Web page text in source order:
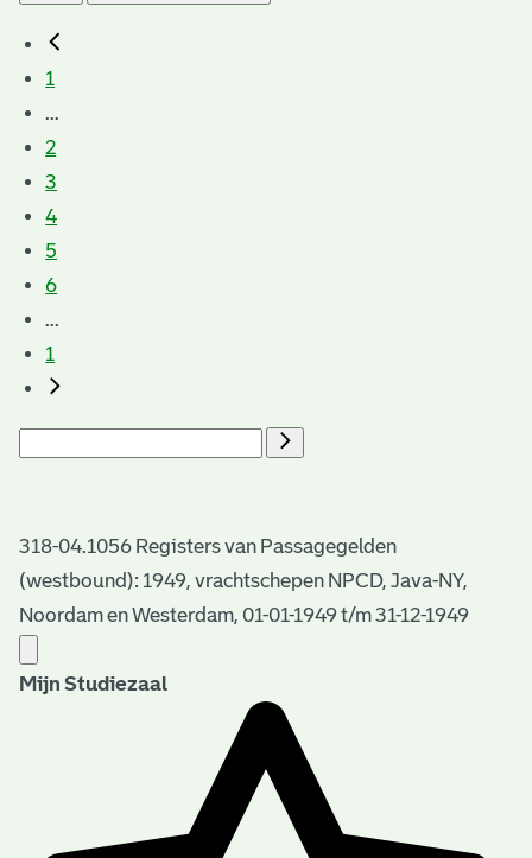
1
...
2
3
4
5
6
...
1
318-04.1056 Registers van Passagegelden
(westbound): 1949, vrachtschepen NPCD, Java-NY,
Noordam en Westerdam, 01-01-1949 t/m 31-12-1949
Mijn Studiezaal